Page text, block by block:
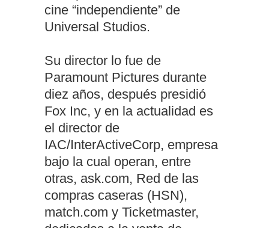
cine “independiente” de
Universal Studios.
Su director lo fue de
Paramount Pictures durante
diez años, después presidió
Fox Inc, y en la actualidad es
el director de
IAC/InterActiveCorp, empresa
bajo la cual operan, entre
otras, ask.com, Red de las
compras caseras (HSN),
match.com y Ticketmaster,